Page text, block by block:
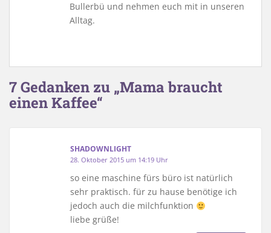
Bullerbü und nehmen euch mit in unseren
Alltag.
7 Gedanken zu „Mama braucht
einen Kaffee“
SHADOWNLIGHT
28. Oktober 2015 um 14:19 Uhr
so eine maschine fürs büro ist natürlich
sehr praktisch. für zu hause benötige ich
jedoch auch die milchfunktion
liebe grüße!